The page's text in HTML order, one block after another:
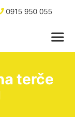
0915 950 055
terče